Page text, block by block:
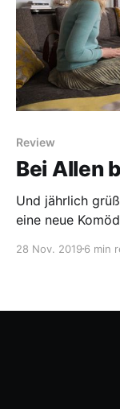
Review
Bei Allen
Und jährlich
eine neue
anknüpfen?
28 Nov. 2019 6 min